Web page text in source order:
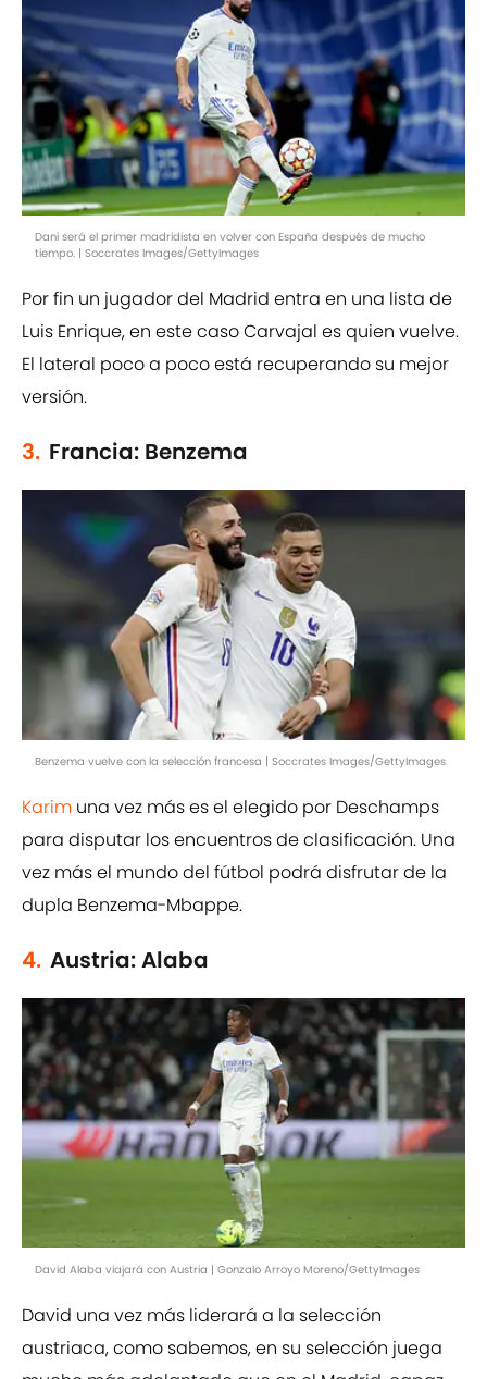
Dani será el primer madridista en volver con España después de mucho
tiempo. | Soccrates Images/GettyImages
Por fin un jugador del Madrid entra en una lista de
Luis Enrique, en este caso Carvajal es quien vuelve.
El lateral poco a poco está recuperando su mejor
versión.
3. Francia: Benzema
Benzema vuelve con la selección francesa | Soccrates Images/GettyImages
Karim una vez más es el elegido por Deschamps
para disputar los encuentros de clasificación. Una
vez más el mundo del fútbol podrá disfrutar de la
dupla Benzema-Mbappe.
4. Austria: Alaba
David Alaba viajará con Austria | Gonzalo Arroyo Moreno/GettyImages
David una vez más liderará a la selección
austriaca, como sabemos, en su selección juega